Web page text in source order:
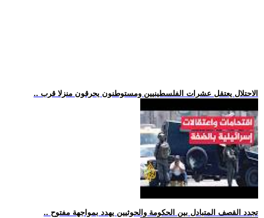
.. الاحتلال يعتقل عشرات الفلسطينيين ومستوطنون يحرقون منزلا قرب
.. تجدد القصف المتبادل بين الحكومة والحوثيين يهدد بمواجهة مفتوح